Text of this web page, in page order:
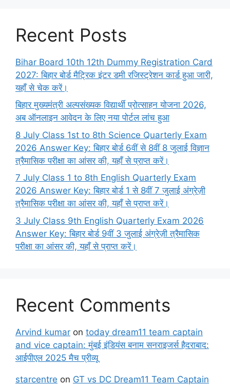
Recent Posts
Bihar Board 10th 12th Dummy Registration Card
2027: बिहार बोर्ड मैट्रिक इंटर डमी रजिस्ट्रेशन कार्ड हुआ जारी,
यहाँ से चेक करें।
बिहार मुख्यमंत्री अल्पसंख्यक विद्यार्थी प्रोत्साहन योजना 2026,
अब ऑनलाइन आवेदन के लिए नया पोर्टल लांच हुआ
8 July Class 1st to 8th Science Quarterly Exam
2026 Answer Key: बिहार बोर्ड 6वीं से 8वीं 8 जुलाई विज्ञान
त्रैमासिक परीक्षा का आंसर की, यहाँ से प्राप्त करें।
7 July Class 1 to 8th English Quarterly Exam
2026 Answer Key: बिहार बोर्ड 1 से 8वीं 7 जुलाई अंग्रेज़ी
त्रैमासिक परीक्षा का आंसर की, यहाँ से प्राप्त करें।
3 July Class 9th English Quarterly Exam 2026
Answer Key: बिहार बोर्ड 9वीं 3 जुलाई अंग्रेज़ी त्रैमासिक
परीक्षा का आंसर की, यहाँ से प्राप्त करें।
Recent Comments
Arvind kumar on today dream11 team captain
and vice captain: मुंबई इंडियंस बनाम सनराइजर्स हैदराबाद:
आईपीएल 2025 मैच प्रीव्यू
starcentre on GT vs DC Dream11 Team Captain